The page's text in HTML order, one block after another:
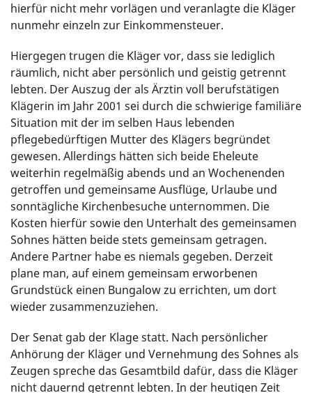
hierfür nicht mehr vorlägen und veranlagte die Kläger
nunmehr einzeln zur Einkommensteuer.
Hiergegen trugen die Kläger vor, dass sie lediglich
räumlich, nicht aber persönlich und geistig getrennt
lebten. Der Auszug der als Ärztin voll berufstätigen
Klägerin im Jahr 2001 sei durch die schwierige familiäre
Situation mit der im selben Haus lebenden
pflegebedürftigen Mutter des Klägers begründet
gewesen. Allerdings hätten sich beide Eheleute
weiterhin regelmäßig abends und an Wochenenden
getroffen und gemeinsame Ausflüge, Urlaube und
sonntägliche Kirchenbesuche unternommen. Die
Kosten hierfür sowie den Unterhalt des gemeinsamen
Sohnes hätten beide stets gemeinsam getragen.
Andere Partner habe es niemals gegeben. Derzeit
plane man, auf einem gemeinsam erworbenen
Grundstück einen Bungalow zu errichten, um dort
wieder zusammenzuziehen.
Der Senat gab der Klage statt. Nach persönlicher
Anhörung der Kläger und Vernehmung des Sohnes als
Zeugen spreche das Gesamtbild dafür, dass die Kläger
nicht dauernd getrennt lebten. In der heutigen Zeit